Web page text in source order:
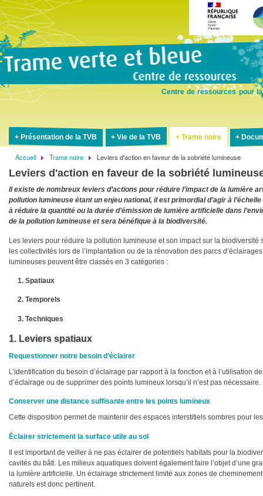
Centre de ressources pour
Présentation de la TVB Vie de la TVB Trame noire
Fil
d'Ariane
Accueil Trame noire Leviers d'action en faveur de la sobriété lumineuse
Leviers d'action en faveur de la sobriété
Il existe de nombreux leviers d’actions pour réduire l’impact de la lumière
pollution lumineuse étant un enjeu national, il est primordial d’agir à
à réduire la quantité ou la durée d’émission de lumière artificielle dans
de la pollution lumineuse et sera bénéfique à la biodiversité.
Les leviers pour réduire la pollution lumineuse et son impact sur la biodiversité
les collectivités lors de l’implantation ou de la rénovation des parcs
lumineuses peuvent être classés en 3 catégories :
1. Spatiaux
2. Temporels
3. Techniques
1. Leviers spatiaux
Requestionner notre besoin d’éclairer
L’identification du besoin d’éclairage par rapport à la fonction et à l’utilisation
d’éclairage ou de supprimer des points lumineux lorsqu’il n’est pas nécessaire.
Conserver une distance suffisante entre les points lumineux
Cette disposition permet de maintenir des espaces interstitiels sombres pour
Éclairer strictement la surface utile au sol
Il est important de veiller à ne pas éclairer de potentiels habitats pour la
cavités du bâti. Les milieux aquatiques doivent également faire l’objet d’une
la lumière artificielle. Un éclairage strictement limité aux zones de
naturels est donc pertinent.